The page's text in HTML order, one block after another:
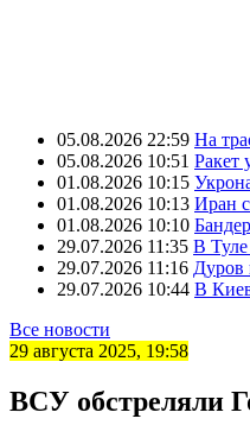
05.08.2026 22:59 На
05.08.2026 10:51 Ракет
01.08.2026 10:15
01.08.2026 10:13 Иран
01.08.2026 10:10
29.07.2026 11:35 В
29.07.2026 11:16 Дуров
29.07.2026 10:44 В
Все новости
29 августа 2025, 19:58
ВСУ обстреляли